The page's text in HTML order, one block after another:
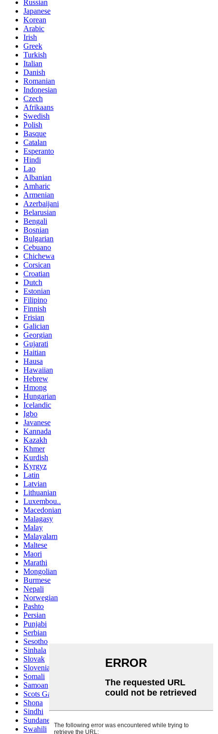
Russian
Japanese
Korean
Arabic
Irish
Greek
Turkish
Italian
Danish
Romanian
Indonesian
Czech
Afrikaans
Swedish
Polish
Basque
Catalan
Esperanto
Hindi
Lao
Albanian
Amharic
Armenian
Azerbaijani
Belarusian
Bengali
Bosnian
Bulgarian
Cebuano
Chichewa
Corsican
Croatian
Dutch
Estonian
Filipino
Finnish
Frisian
Galician
Georgian
Gujarati
Haitian
Hausa
Hawaiian
Hebrew
Hmong
Hungarian
Icelandic
Igbo
Javanese
Kannada
Kazakh
Khmer
Kurdish
Kyrgyz
Latin
Latvian
Lithuanian
Luxembou..
Macedonian
Malagasy
Malay
Malayalam
Maltese
Maori
Marathi
Mongolian
Burmese
Nepali
Norwegian
Pashto
Persian
Punjabi
Serbian
Sesotho
Sinhala
Slovak
Slovenian
Somali
Samoan
Scots Gaelic
Shona
Sindhi
Sundanese
Swahili